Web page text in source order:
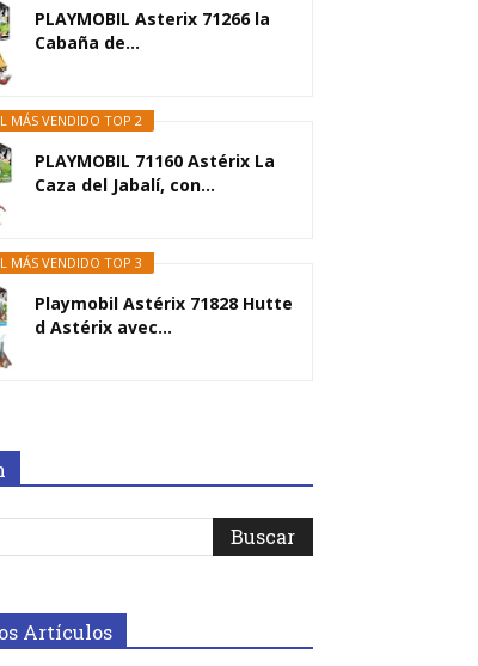
PLAYMOBIL Asterix 71266 la
Cabaña de...
MÁS VENDIDO TOP 2
PLAYMOBIL 71160 Astérix La
Caza del Jabalí, con...
MÁS VENDIDO TOP 3
Playmobil Astérix 71828 Hutte
d Astérix avec...
Artículos